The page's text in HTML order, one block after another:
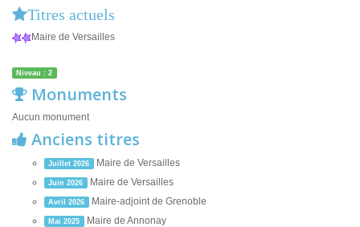
Titres actuels
Maire de Versailles
Niveau : 2
Monuments
Aucun monument
Anciens titres
Juillet 2026 Maire de Versailles
Juin 2026 Maire de Versailles
Avril 2026 Maire-adjoint de Grenoble
Mai 2025 Maire de Annonay